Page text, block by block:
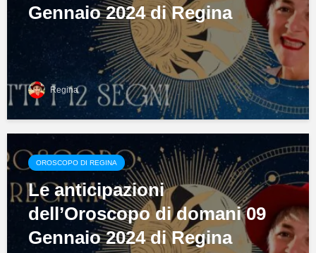
Gennaio 2024 di Regina
Regina
OROSCOPO DI REGINA
Le anticipazioni
dell’Oroscopo di domani 09
Gennaio 2024 di Regina